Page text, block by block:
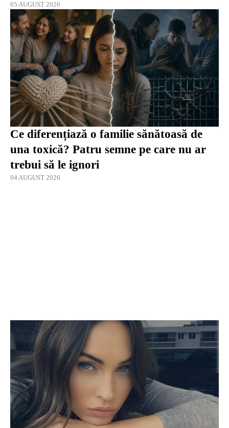
05 AUGUST 2026
Ce diferențiază o familie sănătoasă de
una toxică? Patru semne pe care nu ar
trebui să le ignori
04 AUGUST 2026